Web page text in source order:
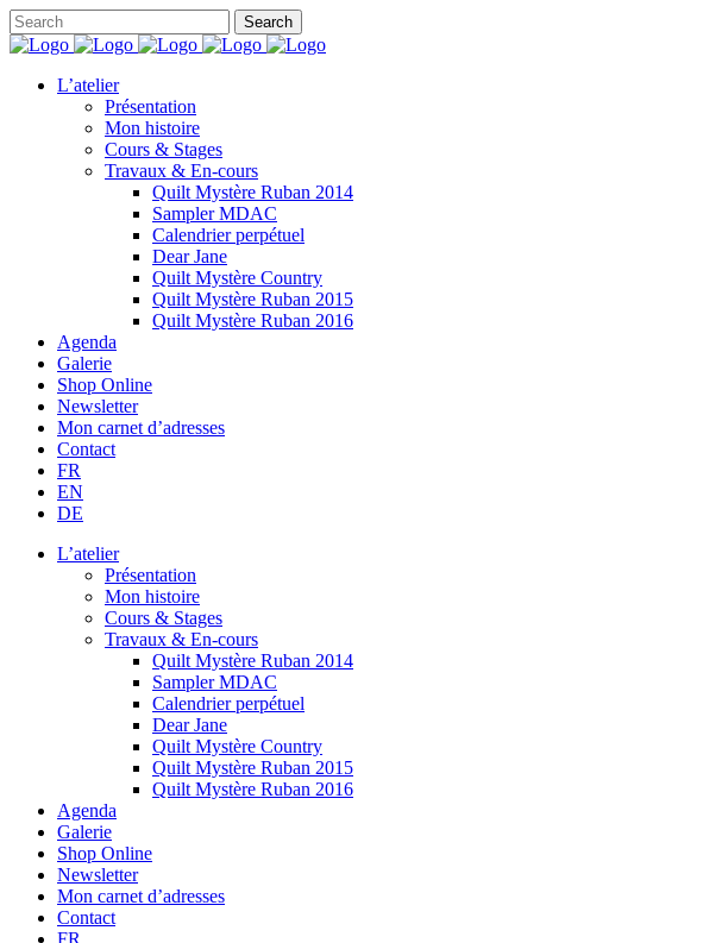
L’atelier
Présentation
Mon histoire
Cours & Stages
Travaux & En-cours
Quilt Mystère Ruban 2014
Sampler MDAC
Calendrier perpétuel
Dear Jane
Quilt Mystère Country
Quilt Mystère Ruban 2015
Quilt Mystère Ruban 2016
Agenda
Galerie
Shop Online
Newsletter
Mon carnet d’adresses
Contact
FR
EN
DE
L’atelier
Présentation
Mon histoire
Cours & Stages
Travaux & En-cours
Quilt Mystère Ruban 2014
Sampler MDAC
Calendrier perpétuel
Dear Jane
Quilt Mystère Country
Quilt Mystère Ruban 2015
Quilt Mystère Ruban 2016
Agenda
Galerie
Shop Online
Newsletter
Mon carnet d’adresses
Contact
FR